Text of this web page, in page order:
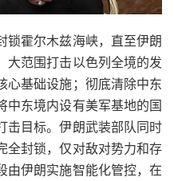
锁霍尔木兹海峡，直至伊朗
大范围打击以色列全境的发
心基础设施；彻底清除中东
中东境内设有美军基地的国
击目标。伊朗武装部队同时
全封锁，仅对敌对势力和存
由伊朗实施智能化管控，在